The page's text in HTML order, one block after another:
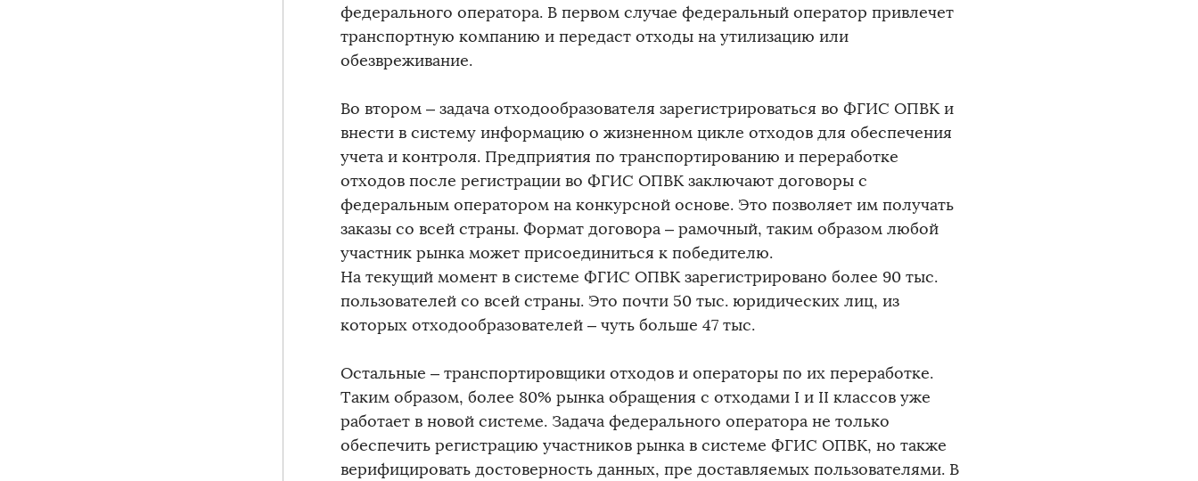
федерального оператора. В первом случае федеральный оператор привлечет
транспортную компанию и передаст отходы на утилизацию или
обезвреживание.
Во втором – задача отходообразователя зарегистрироваться во ФГИС ОПВК и
внести в систему информацию о жизненном цикле отходов для обеспечения
учета и контроля. Предприятия по транспортированию и переработке
отходов после регистрации во ФГИС ОПВК заключают договоры с
федеральным оператором на конкурсной основе. Это позволяет им получать
заказы со всей страны. Формат договора – рамочный, таким образом любой
участник рынка может присоединиться к победителю.
На текущий момент в системе ФГИС ОПВК зарегистрировано более 90 тыс.
пользователей со всей страны. Это почти 50 тыс. юридических лиц, из
которых отходообразователей – чуть больше 47 тыс.
Остальные – транспортировщики отходов и операторы по их переработке.
Таким образом, более 80% рынка обращения с отходами I и II классов уже
работает в новой системе. Задача федерального оператора не только
обеспечить регистрацию участников рынка в системе ФГИС ОПВК, но также
верифицировать достоверность данных, пре доставляемых пользователями. В